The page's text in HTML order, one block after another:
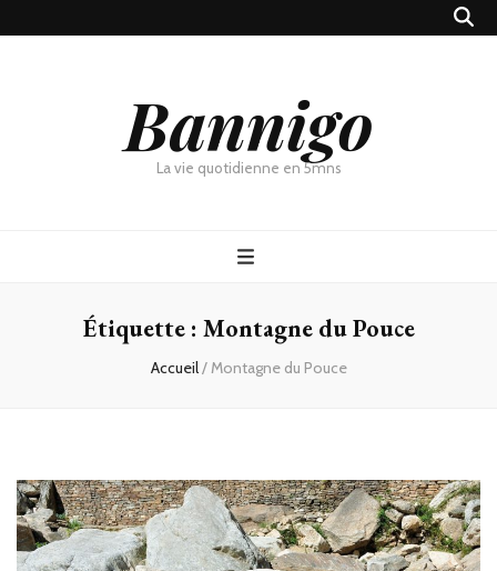
Bannigo
La vie quotidienne en 5mns
Étiquette : Montagne du Pouce
Accueil/Montagne du Pouce